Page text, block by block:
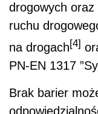
drogowych
ruchu
na drogach[4]
PN-EN 1317
Brak barier